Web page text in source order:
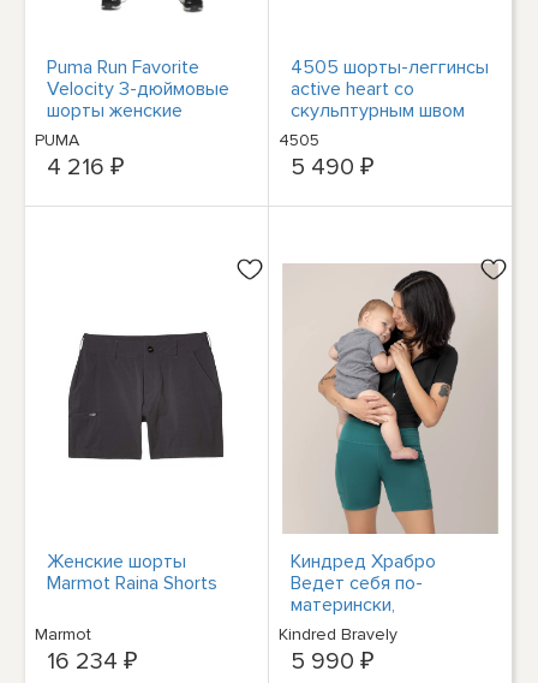
Puma Run Favorite
Velocity 3-дюймовые
шорты женские
черные повседневные
спортивные штаны 52
PUMA
4 216 ₽
4505 шорты-леггинсы
active heart со
скульптурным швом
длиной 5 дюймов,
черные
4505
5 490 ₽
Женские шорты
Marmot Raina Shorts
Marmot
16 234 ₽
Киндред Храбро
Ведет себя по-
матерински,
Возвышенно, На
коротком
послеродовом
Kindred Bravely
5 990 ₽